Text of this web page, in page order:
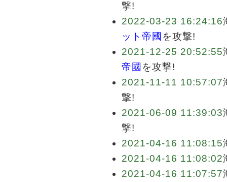
撃!
2022-03-23 16:24:16
ット帝國 を攻撃!
2021-12-25 20:52:55
帝國 を攻撃!
2021-11-11 10:57:07
撃!
2021-06-09 11:39:03
撃!
2021-04-16 11:08:15
2021-04-16 11:08:02
2021-04-16 11:07:57